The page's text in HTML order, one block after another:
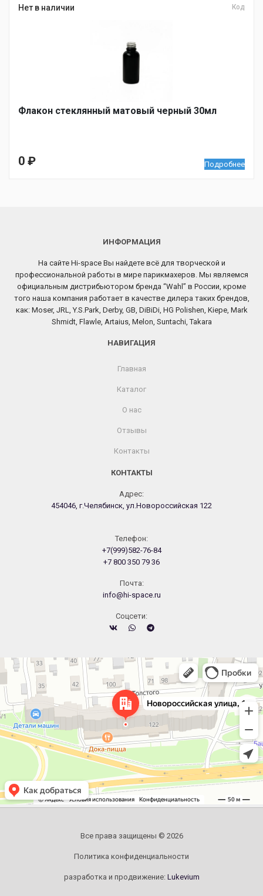
Нет в наличии Код
Флакон стеклянный матовый черный 30мл
0 ₽ Подробнее
ИНФОРМАЦИЯ
На сайте Hi-space Вы найдете всё для творческой и
профессиональной работы в мире парикмахеров. Мы являемся
официальным дистрибьютором бренда “Wahl” в России, кроме
того наша компания работает в качестве дилера таких брендов,
как: Moser, JRL, Y.S.Park, Derby, GB, DiBiDi, HG Polishen, Kiepe, Mark
Shmidt, Flawle, Artaius, Melon, Suntachi, Takara
НАВИГАЦИЯ
Главная
Каталог
О нас
Отзывы
Контакты
КОНТАКТЫ
Адрес:
454046, г.Челябинск, ул.Новороссийская 122
Телефон:
+7(999)582-76-84
+7 800 350 79 36
Почта:
info@hi-space.ru
Cоцсети:
Челябинск
Новороссийская улица, 122 — Яндекс.Карты
Все права защищены © 2026
Политика конфиденциальности
разработка и продвижение: Lukevium